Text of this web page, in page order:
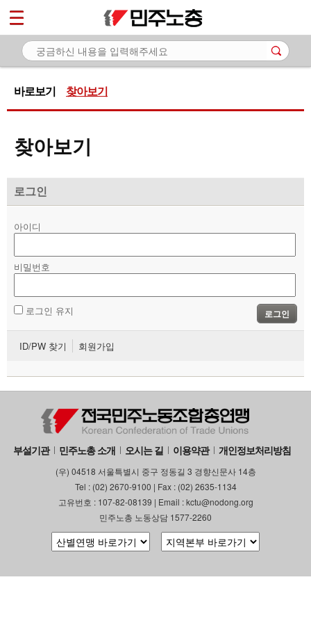
바로보기 찾아보기
찾아보기
로그인
아이디
비밀번호
로그인 유지 로그인
ID/PW 찾기 회원가입
부설기관 민주노총 소개 오시는 길 이용약관 개인정보처리방침
(우) 04518 서울특별시 중구 정동길 3 경향신문사 14층
Tel : (02) 2670-9100 | Fax : (02) 2635-1134
고유번호 : 107-82-08139 | Email : kctu@nodong.org
민주노총 노동상담 1577-2260
마이페이지
소개
- 게시판 상담
- 권리찾기수첩 검색
- 바로보기
- 찾아보기
- 노동조합 가입 안내
- 전국 노동상담소 안내
자료
업무